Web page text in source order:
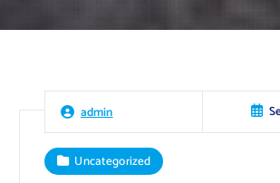
admin
Uncategorized